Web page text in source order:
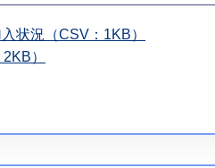
状況（CSV：1KB）
）